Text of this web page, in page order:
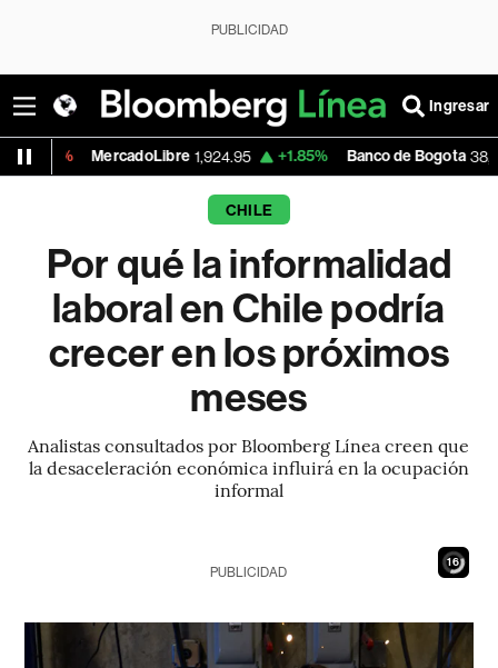
PUBLICIDAD
Ingresar
MercadoLibre 1,924.95 +1.85% Banco de Bogota 38,720.00 -
CHILE
Por qué la informalidad
laboral en Chile podría
crecer en los próximos
meses
Analistas consultados por Bloomberg Línea creen que
la desaceleración económica influirá en la ocupación
informal
15
PUBLICIDAD